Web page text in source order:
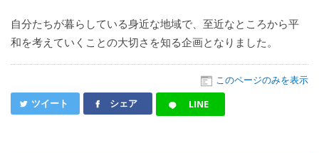
自分たちが暮らしている身近な地域で、至近なところから平
和を考えていくことの大切さを知る企画となりました。
このページのみを表示
ツイート シェア LINE